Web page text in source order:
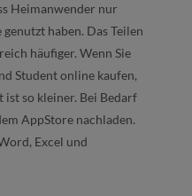
Heimanwender nur
haben. Das Teilen
häufiger. Wenn Sie
Student online kaufen,
ist so kleiner. Bei Bedarf
AppStore nachladen.
Excel und